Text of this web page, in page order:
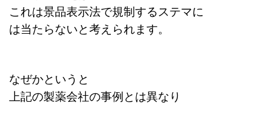
これは景品表示法で規制するステマに
は当たらないと考えられます。
なぜかというと
上記の製薬会社の事例とは異なり